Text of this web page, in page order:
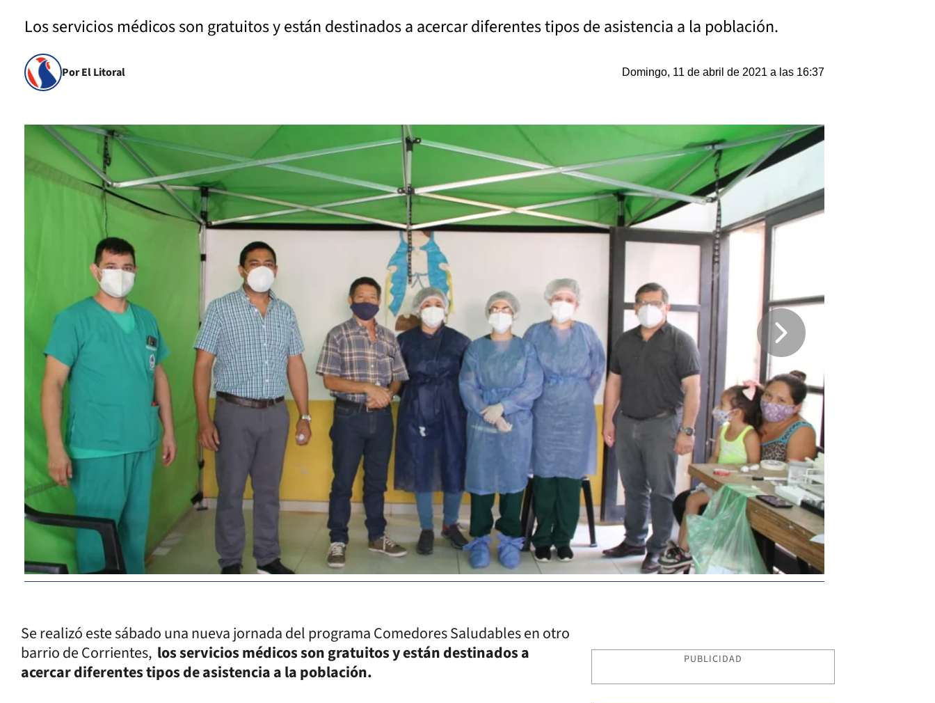
Los servicios médicos son gratuitos y están destinados a acercar diferentes tipos de asistencia a la población.
Por El Litoral Domingo, 11 de abril de 2021 a las 16:37
Se realizó este sábado una nueva jornada del programa Comedores Saludables en otro
barrio de Corrientes, los servicios médicos son gratuitos y están destinados a
acercar diferentes tipos de asistencia a la población.
PUBLICIDAD